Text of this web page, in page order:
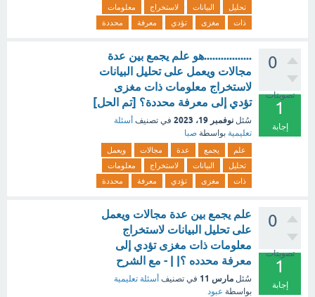
تحليل
البيانات لاستخراج
معلومات
ذات
مغزى تؤدي معرفة محددة
0
تصويتات
1
إجابة
.................هو علم يجمع بين عدة
مجالات ويعمل على تحليل البيانات
لاستخراج معلومات ذات مغزى
تؤدي إلى معرفة محددة؟ [تم الحل]
سُئل نوفمبر 19، 2023 في تصنيف أسئلة
تعليمية بواسطة صبا
علم يجمع عدة مجالات
ويعمل
تحليل
البيانات لاستخراج
معلومات
ذات
مغزى تؤدي معرفة محددة
0
تصويتات
1
إجابة
علم يجمع بين عدة مجالات ويعمل
على تحليل البيانات لاستخراج
معلومات ذات مغزى تؤدي إلى
معرفة محدده ؟| | - مع الشرح
سُئل مارس 11 في تصنيف أسئلة تعليمية
بواسطة عبود